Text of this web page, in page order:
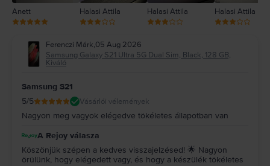
Anett Halasi Attila Halasi Attila Halasi Attila
Ferenczi Márk,05 Aug 2026
Samsung Galaxy S21 Ultra 5G Dual Sim, Black, 128 GB,
Kiváló
Samsung S21
5/5 Vásárlói vélemények
Nagyon meg vagyok elégedve tökéletes állapotban van
A Rejoy válasza
Köszönjük szépen a kedves visszajelzésed! 🌟 Nagyon
örülünk, hogy elégedett vagy, és hogy a készülék tökéletes